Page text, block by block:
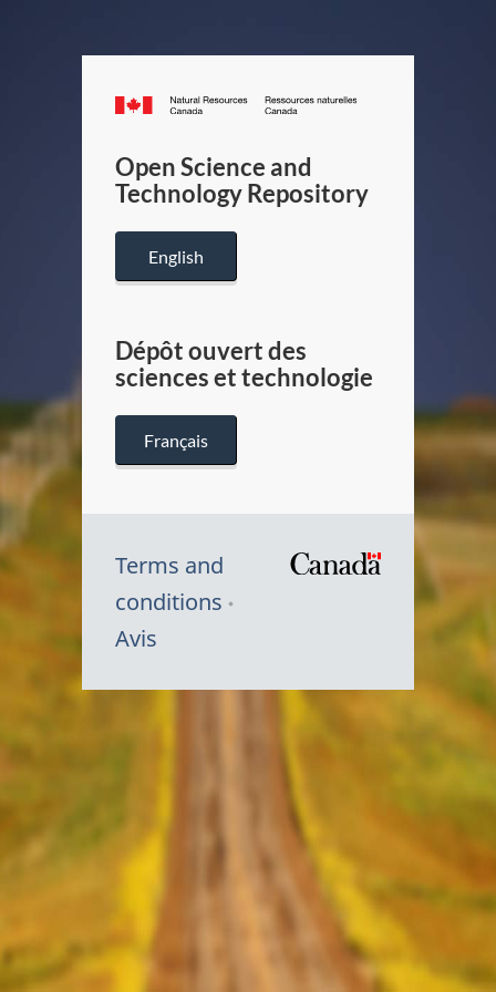
Canada.ca
/
Canada
Open Science and
Technology Repository
English
Dépôt ouvert des
sciences et technologie
Français
Terms and
conditions
Avis
Symbole
Canada